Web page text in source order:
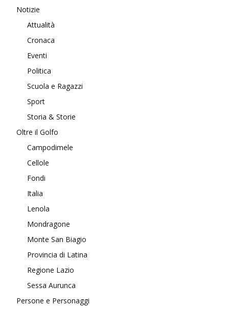
Notizie
Attualità
Cronaca
Eventi
Politica
Scuola e Ragazzi
Sport
Storia & Storie
Oltre il Golfo
Campodimele
Cellole
Fondi
Italia
Lenola
Mondragone
Monte San Biagio
Provincia di Latina
Regione Lazio
Sessa Aurunca
Persone e Personaggi